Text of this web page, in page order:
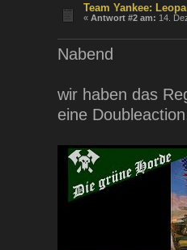
Team Yankee:
«Antwort #2 am: 14.
Nabend
wir haben das
eine